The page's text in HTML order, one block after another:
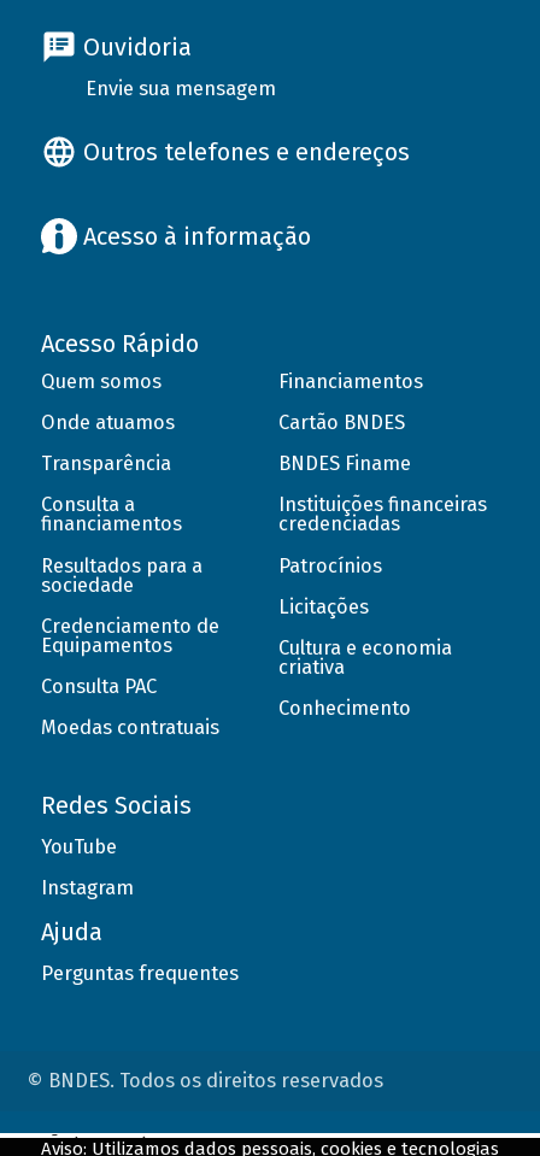
Ouvidoria
Envie sua mensagem
Outros telefones e endereços
Acesso à informação
Acesso Rápido
Quem somos
Onde atuamos
Transparência
Consulta a
financiamentos
Resultados para a
sociedade
Credenciamento de
Equipamentos
Consulta PAC
Moedas contratuais
Financiamentos
Cartão BNDES
BNDES Finame
Instituições financeiras
credenciadas
Patrocínios
Licitações
Cultura e economia
criativa
Conhecimento
Redes Sociais
YouTube
Instagram
Ajuda
Perguntas frequentes
© BNDES. Todos os direitos reservados
Aviso: Utilizamos dados pessoais, cookies e tecnologias
ConteÃºdo complementar